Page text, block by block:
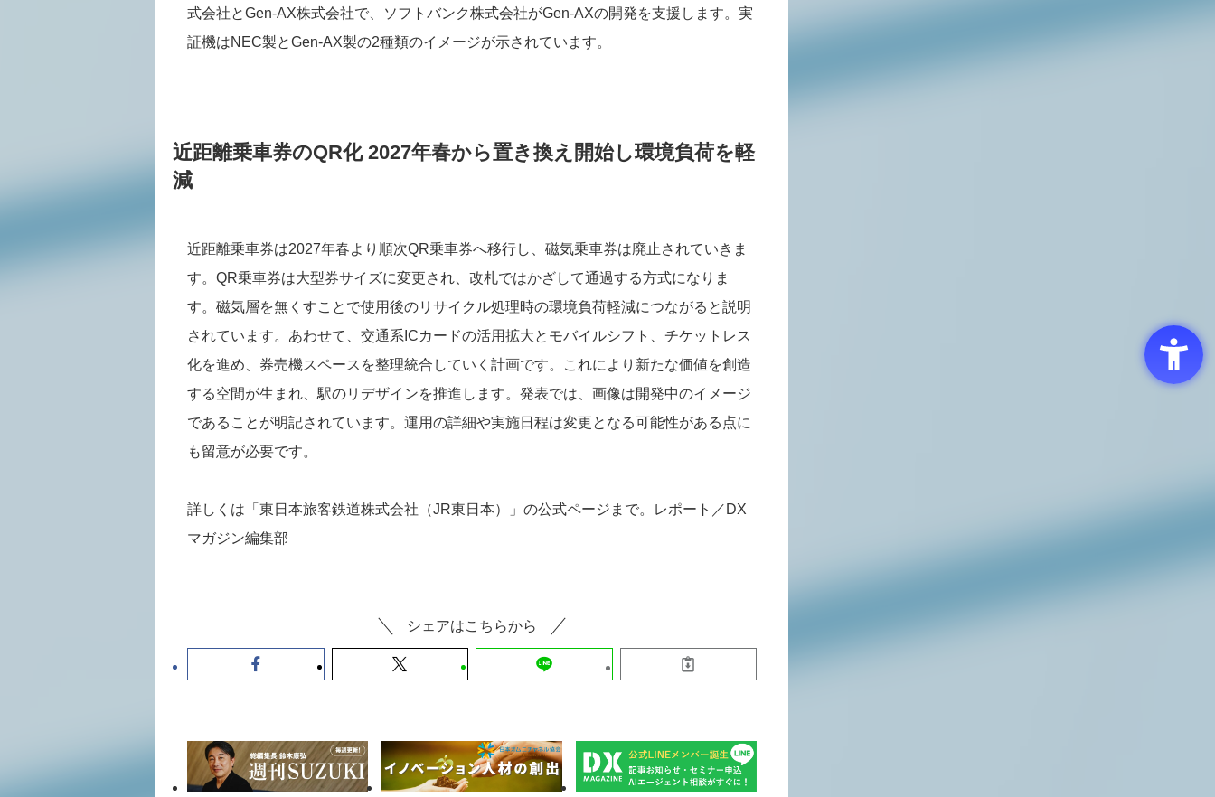
式会社とGen-AX株式会社で、ソフトバンク株式会社がGen-AXの開発を支援します。実
証機はNEC製とGen-AX製の2種類のイメージが示されています。
近距離乗車券のQR化 2027年春から置き換え開始し環境負荷を軽
減
近距離乗車券は2027年春より順次QR乗車券へ移行し、磁気乗車券は廃止されていきま
す。QR乗車券は大型券サイズに変更され、改札ではかざして通過する方式になりま
す。磁気層を無くすことで使用後のリサイクル処理時の環境負荷軽減につながると説明
されています。あわせて、交通系ICカードの活用拡大とモバイルシフト、チケットレス
化を進め、券売機スペースを整理統合していく計画です。これにより新たな価値を創造
する空間が生まれ、駅のリデザインを推進します。発表では、画像は開発中のイメージ
であることが明記されています。運用の詳細や実施日程は変更となる可能性がある点に
も留意が必要です。
詳しくは「東日本旅客鉄道株式会社（JR東日本）」の公式ページまで。レポート／DX
マガジン編集部
シェアはこちらから